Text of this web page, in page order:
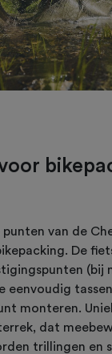
van de
De
(bij
eenvoudig
monteren.
dat
trillingen en